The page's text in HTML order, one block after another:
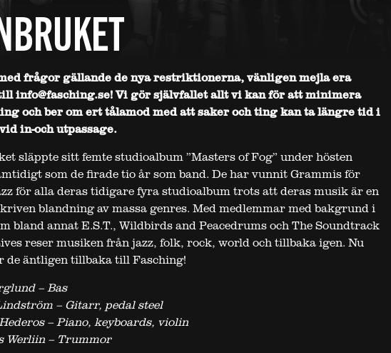
frågor gällande de nya restriktionerna, vänligen mejla era
info@fasching.se! Vi gör självfallet allt vi kan för att minimera
och ber om ert tålamod med att saker och ting kan ta längre tid i
in-och utpassage.
släppte sitt femte studioalbum ”Masters of Fog” under hösten
som de firade tio år som band. De har vunnit Grammis för
för alla deras tidigare fyra studioalbum trots att deras musik är en
blandning av massa genres. Med medlemmar med bakgrund i
bland annat E.S.T., Wildbirds and Peacedrums och The Soundtrack
reser musiken från jazz, folk, rock, world och tillbaka igen. Nu
de äntligen tillbaka till Fasching!
– Bas
– Gitarr, pedal steel
– Piano, keyboards, violin
Werliin – Trummor